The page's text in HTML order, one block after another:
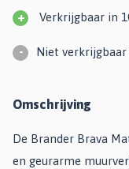
+ Verkrijgbaar in
- Niet
Omschrijving
De Brander Brava
en geurarme